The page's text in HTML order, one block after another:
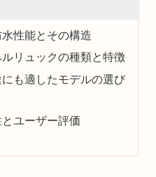
性能とその構造
リュックの種類と特徴
も適したモデルの選び
ユーザー評価